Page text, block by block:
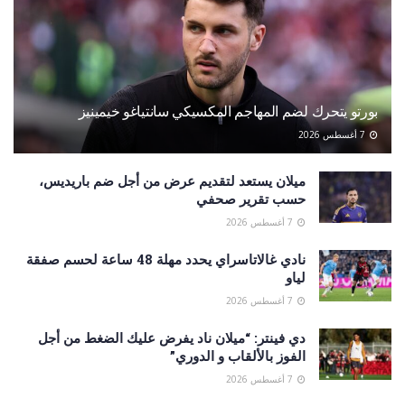
بورتو يتحرك لضم المهاجم المكسيكي سانتياغو خيمينيز
ميلان يستعد لتقديم عرض من أجل ضم باريديس،
حسب تقرير صحفي
نادي غالاتاسراي يحدد مهلة 48 ساعة لحسم صفقة
لياو
دي فينتر: “ميلان ناد يفرض عليك الضغط من أجل
الفوز بالألقاب و الدوري”